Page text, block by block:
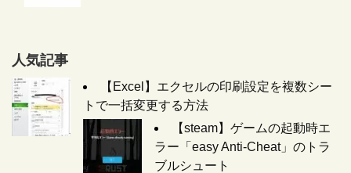
人気記事
【Excel】エクセルの印刷設定を複数シー
トで一括変更する方法
【steam】ゲームの起動時エ
ラー「easy Anti-Cheat」のトラ
ブルシュート